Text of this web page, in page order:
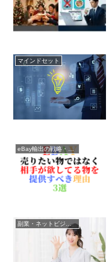
マインドセット
eBay輸出の戦略・戦術
副業・ネットビジネス